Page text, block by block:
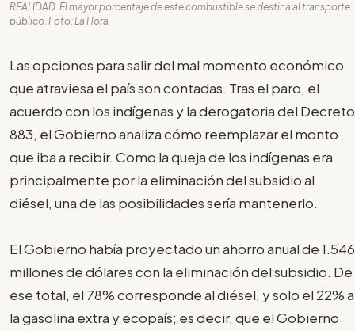
REALIDAD. El mayor porcentaje de este combustible se destina al transporte
público. Foto: La Hora
Las opciones para salir del mal momento económico
que atraviesa el país son contadas. Tras el paro, el
acuerdo con los indígenas y la derogatoria del Decreto
883, el Gobierno analiza cómo reemplazar el monto
que iba a recibir. Como la queja de los indígenas era
principalmente por la eliminación del subsidio al
diésel, una de las posibilidades sería mantenerlo.
El Gobierno había proyectado un ahorro anual de 1.546
millones de dólares con la eliminación del subsidio. De
ese total, el 78% corresponde al diésel, y solo el 22% a
la gasolina extra y ecopaís; es decir, que el Gobierno